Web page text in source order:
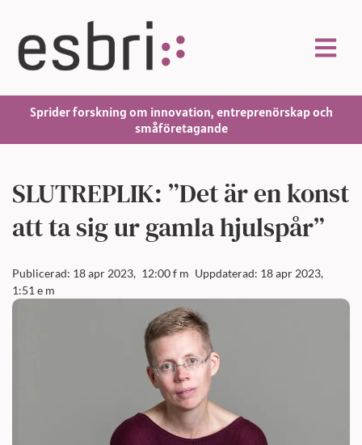
Sprider forskning om innovation, entreprenörskap och
småföretagande
SLUTREPLIK: ”Det är en konst
att ta sig ur gamla hjulspår”
Publicerad: 18 apr 2023, 12:00 f m Uppdaterad: 18 apr 2023,
1:51 e m